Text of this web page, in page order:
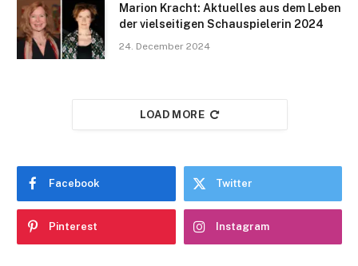
Marion Kracht: Aktuelles aus dem Leben
der vielseitigen Schauspielerin 2024
24. December 2024
LOAD MORE
Facebook Twitter
Pinterest Instagram